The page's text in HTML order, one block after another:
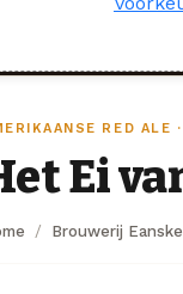
RED ALE
Ei
Brouwerij Eanske